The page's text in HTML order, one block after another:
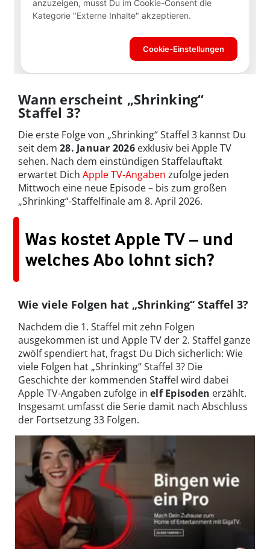
Wann erscheint „Shrinking“
Staffel 3?
Die erste Folge von „Shrinking“ Staffel 3 kannst Du
seit dem 28. Januar 2026exklusiv bei Apple TV
sehen. Nach dem einstündigen Staffelauftakt
erwartet Dich Apple TV-Angaben zufolge jeden
Mittwoch eine neue Episode – bis zum großen
„Shrinking“-Staffelfinale am 8. April 2026.
Was kostet Apple TV – und
welches Abo lohnt sich?
Wie viele Folgen hat „Shrinking“ Staffel 3?
Nachdem die 1. Staffel mit zehn Folgen
ausgekommen ist und Apple TV der 2. Staffel ganze
zwölf spendiert hat, fragst Du Dich sicherlich: Wie
viele Folgen hat „Shrinking“ Staffel 3? Die
Geschichte der kommenden Staffel wird dabei
Apple TV-Angaben zufolge in elf Episoden erzählt.
Insgesamt umfasst die Serie damit nach Abschluss
der Fortsetzung 33 Folgen.